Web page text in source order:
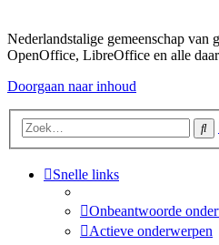
Nederlandstalige gemeenschap van
OpenOffice, LibreOffice en alle
Doorgaan naar inhoud
Snelle links
Onbeantwoorde
Actieve onderwerpen